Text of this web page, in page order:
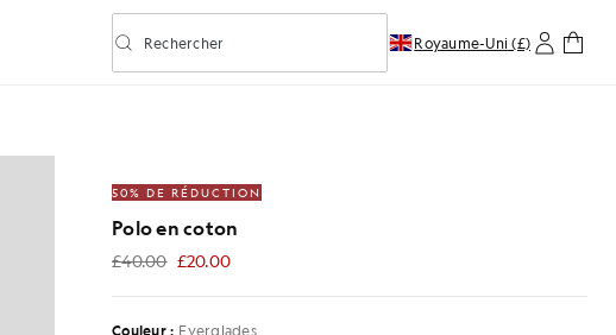
Activer/désactiver la recherche prédictive
Rechercher Royaume-Uni (£)
50% DE RÉDUCTION
Polo en coton
£40.00 £20.00
£20.00
Couleur : Everglades